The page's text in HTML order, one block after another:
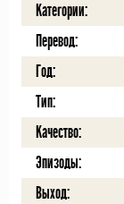
Категории:
Перевод:
Год:
Тип:
Качество:
Эпизоды:
Выход: